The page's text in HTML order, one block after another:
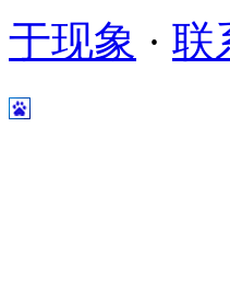
于现象 · 联